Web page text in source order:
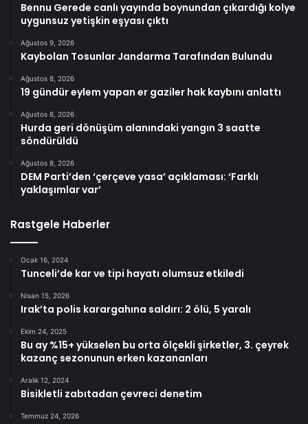
Bennu Gerede canlı yayında boynundan çıkardığı kolye
uygunsuz yetişkin eşyası çıktı
Ağustos 9, 2026
Kaybolan Tosunlar Jandarma Tarafından Bulundu
Ağustos 8, 2026
19 gündür eylem yapan er gaziler hak kaybını anlattı
Ağustos 8, 2026
Hurda geri dönüşüm alanındaki yangın 3 saatte
söndürüldü
Ağustos 8, 2026
DEM Parti’den ‘çerçeve yasa’ açıklaması: ‘Farklı
yaklaşımlar var’
Rastgele Haberler
Ocak 16, 2024
Tunceli’de kar ve tipi hayatı olumsuz etkiledi
Nisan 15, 2026
Irak’ta polis karargahına saldırı: 2 ölü, 5 yaralı
Ekim 24, 2025
Bu ay %15+ yükselen bu orta ölçekli şirketler, 3. çeyrek
kazanç sezonunun erken kazananları
Aralık 12, 2024
Bisikletli zabıtadan çevreci denetim
Temmuz 24, 2026